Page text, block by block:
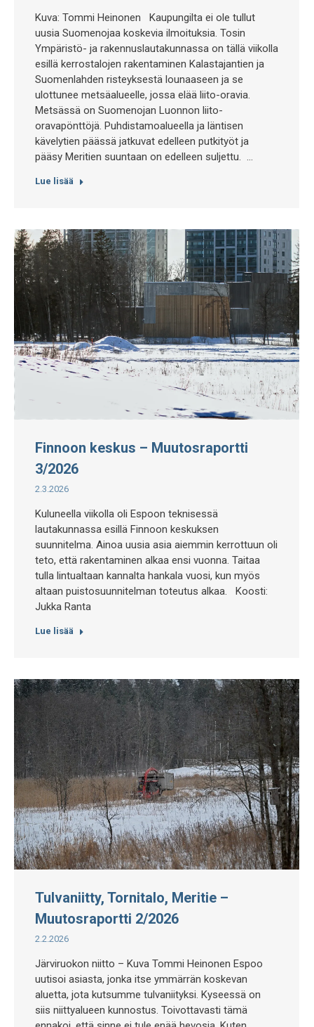
Kuva: Tommi Heinonen Kaupungilta ei ole tullut
uusia Suomenojaa koskevia ilmoituksia. Tosin
Ympäristö- ja rakennuslautakunnassa on tällä viikolla
esillä kerrostalojen rakentaminen Kalastajantien ja
Suomenlahden risteyksestä lounaaseen ja se
ulottunee metsäalueelle, jossa elää liito-oravia.
Metsässä on Suomenojan Luonnon liito-
oravapönttöjä. Puhdistamoalueella ja läntisen
kävelytien päässä jatkuvat edelleen putkityöt ja
pääsy Meritien suuntaan on edelleen suljettu. …
Lue lisää
Finnoon keskus – Muutosraportti
3/2026
2.3.2026
Kuluneella viikolla oli Espoon teknisessä
lautakunnassa esillä Finnoon keskuksen
suunnitelma. Ainoa uusia asia aiemmin kerrottuun oli
teto, että rakentaminen alkaa ensi vuonna. Taitaa
tulla lintualtaan kannalta hankala vuosi, kun myös
altaan puistosuunnitelman toteutus alkaa. Koosti:
Jukka Ranta
Lue lisää
Tulvaniitty, Tornitalo, Meritie –
Muutosraportti 2/2026
2.2.2026
Järviruokon niitto – Kuva Tommi Heinonen Espoo
uutisoi asiasta, jonka itse ymmärrän koskevan
aluetta, jota kutsumme tulvaniityksi. Kyseessä on
siis niittyalueen kunnostus. Toivottavasti tämä